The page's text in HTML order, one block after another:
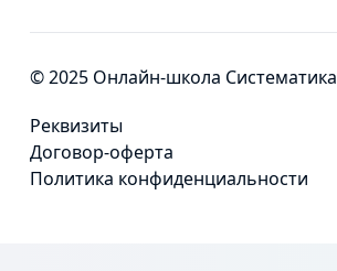
© 2025 Онлайн-школа Систематика
Реквизиты
Договор-оферта
Политика конфиденциальности